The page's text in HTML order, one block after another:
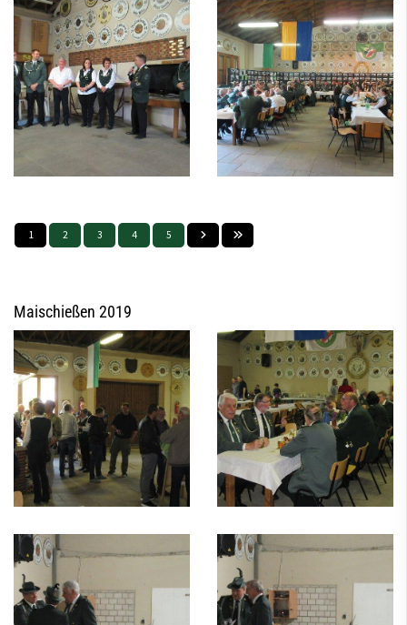
1 2 3 4 5
Maischießen 2019